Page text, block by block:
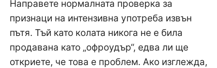
Направете нормалната проверка за
признаци на интензивна употреба извън
пътя. Тъй като колата никога не е била
продавана като „офроудър“, едва ли ще
откриете, че това е проблем. Ако изглежда,